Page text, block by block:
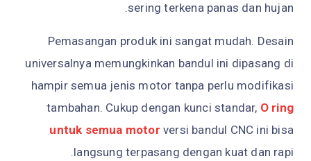
sering terkena panas dan hujan.
Pemasangan produk ini sangat mudah. Desain
universalnya memungkinkan bandul ini dipasang di
hampir semua jenis motor tanpa perlu modifikasi
tambahan. Cukup dengan kunci standar, O ring
untuk semua motor versi bandul CNC ini bisa
langsung terpasang dengan kuat dan rapi.